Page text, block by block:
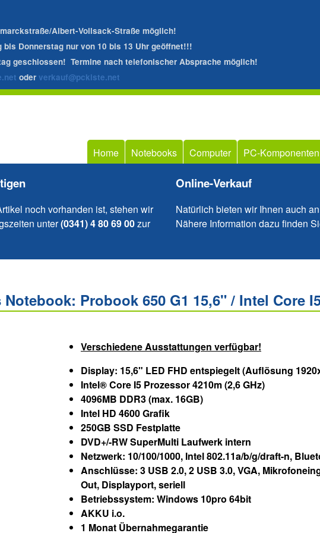
zum
Inhalt
Albert-Vollsack-Straße möglich!
Donnerstag nur von 10 bis 13 Uhr geöffnet!!!
geschlossen! Termine nach telefonischer Absprache möglich!
oder verkauf@pckiste.net
Home Notebooks Computer PC-Komponenten
noch vorhanden ist, stehen wir
unter(0341) 4 80 69 00zur
Online-Verkauf
Natürlich bieten wir Ihnen auch
Nähere Information dazu finden
Probook 650 G1 15,6" / Intel Core
Verschiedene Ausstattungen verfügbar!
Display: 15,6" LED FHD entspiegelt (Auflösung
Intel® Core I5 Prozessor 4210m (2,6 GHz)
4096MB DDR3 (max. 16GB)
Intel HD 4600 Grafik
250GB SSD Festplatte
DVD+/-RW SuperMulti Laufwerk intern
Netzwerk: 10/100/1000, Intel 802.11a/b/g/draft-n,
Anschlüsse: 3 USB 2.0, 2 USB 3.0, VGA,
Out, Displayport, seriell
Betriebssystem: Windows 10pro 64bit
AKKU i.o.
1 Monat Übernahmegarantie